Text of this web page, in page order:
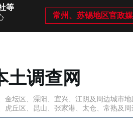
等
常州、苏锡地区官政
土调查网
金坛区、溧阳、宜兴、江阴及周边城市地
虎丘区、昆山、张家港、太仓、常熟及周